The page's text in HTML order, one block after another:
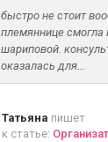
быстро не стоит
племяннице смогла
шариповой.
оказалась для...
Татьяна пишет
к статье: